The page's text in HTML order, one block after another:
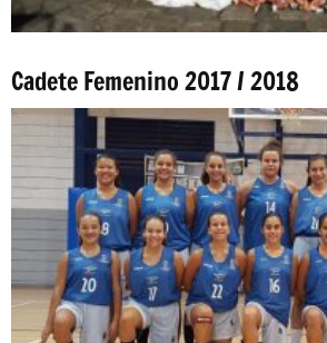
Cadete Femenino 2017 / 2018